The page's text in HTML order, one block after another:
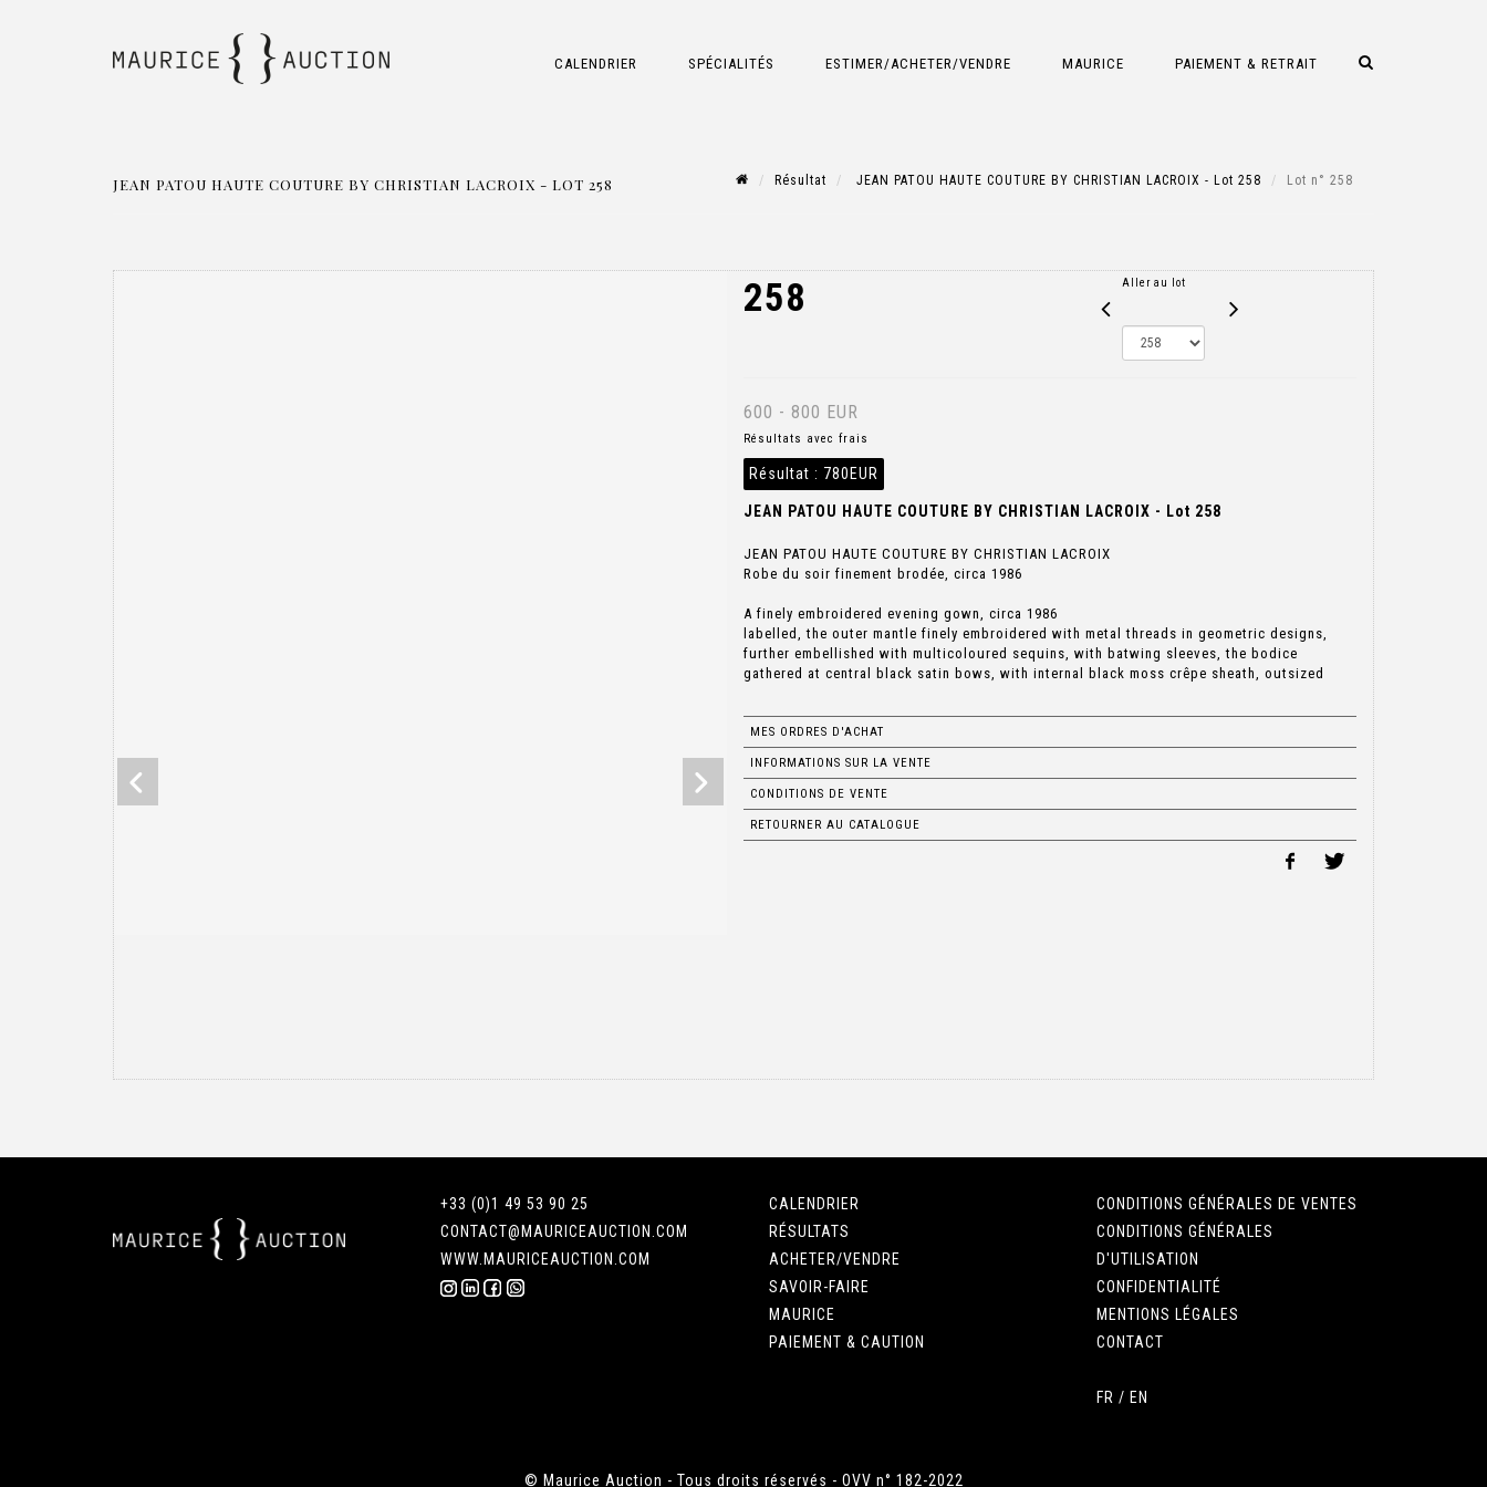
CALENDRIER SPÉCIALITÉS ESTIMER/ACHETER/VENDRE MAURICE PAIEMENT & RETRAIT
JEAN PATOU HAUTE COUTURE BY CHRISTIAN LACROIX - LOT 258 Résultat JEAN PATOU HAUTE COUTURE BY CHRISTIAN LACROIX - Lot 258 Lot n° 258
258 Aller au lot
600 - 800 EUR
Résultats avec frais
Résultat : 780EUR
JEAN PATOU HAUTE COUTURE BY CHRISTIAN LACROIX - Lot 258
JEAN PATOU HAUTE COUTURE BY CHRISTIAN LACROIX
Robe du soir finement brodée, circa 1986
A finely embroidered evening gown, circa 1986
labelled, the outer mantle finely embroidered with metal threads in geometric designs,
further embellished with multicoloured sequins, with batwing sleeves, the bodice
gathered at central black satin bows, with internal black moss crêpe sheath, outsized
MES ORDRES D'ACHAT
INFORMATIONS SUR LA VENTE
CONDITIONS DE VENTE
RETOURNER AU CATALOGUE
+33 (0)1 49 53 90 25
CONTACT@MAURICEAUCTION.COM
WWW.MAURICEAUCTION.COM
CALENDRIER
RÉSULTATS
ACHETER/VENDRE
SAVOIR-FAIRE
MAURICE
PAIEMENT & CAUTION
CONDITIONS GÉNÉRALES DE VENTES
CONDITIONS GÉNÉRALES
D'UTILISATION
CONFIDENTIALITÉ
MENTIONS LÉGALES
CONTACT
FR / EN
© Maurice Auction - Tous droits réservés - OVV n° 182-2022